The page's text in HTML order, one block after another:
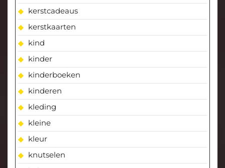
kerstcadeaus
kerstkaarten
kind
kinder
kinderboeken
kinderen
kleding
kleine
kleur
knutselen